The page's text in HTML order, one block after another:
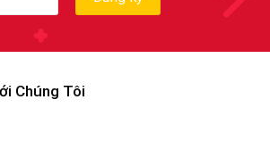
Chúng Tôi